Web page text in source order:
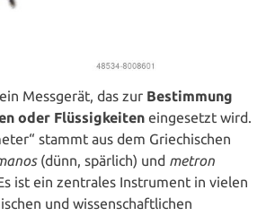
Messgerät, das zur Bestim­mung
oder Flüs­sig­kei­ten ein­ge­setzt wird.
stammt aus dem Grie­chi­schen
(dünn, spärlich) und metron
ist ein zentrales Instru­ment in vielen
und wis­sen­schaft­li­chen